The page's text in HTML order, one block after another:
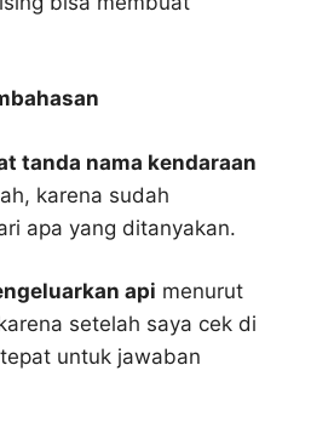
tanda nama kendaraan
karena sudah
apa yang ditanyakan.
api menurut
setelah saya cek di
untuk jawaban